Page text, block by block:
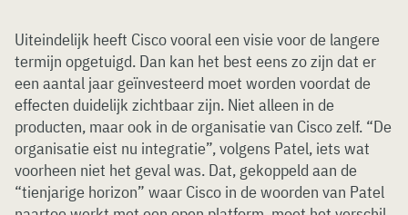
Uiteindelijk heeft Cisco vooral een visie voor de langere
termijn opgetuigd. Dan kan het best eens zo zijn dat er
een aantal jaar geïnvesteerd moet worden voordat de
effecten duidelijk zichtbaar zijn. Niet alleen in de
producten, maar ook in de organisatie van Cisco zelf. “De
organisatie eist nu integratie”, volgens Patel, iets wat
voorheen niet het geval was. Dat, gekoppeld aan de
“tienjarige horizon” waar Cisco in de woorden van Patel